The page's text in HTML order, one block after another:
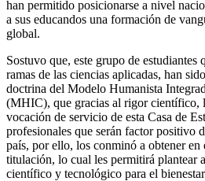
han permitido posicionarse a nivel
a sus educandos una formación de
global.
Sostuvo que, este grupo de estudiantes
ramas de las ciencias aplicadas, han
doctrina del Modelo Humanista
(MHIC), que gracias al rigor científico,
vocación de servicio de esta Casa de
profesionales que serán factor positivo
país, por ello, los conminó a obtener
titulación, lo cual les permitirá plantear
científico y tecnológico para el